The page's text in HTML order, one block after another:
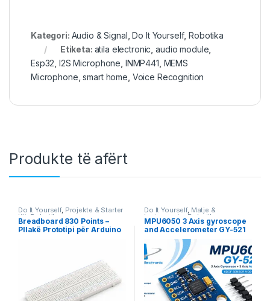
Kategori: Audio & Signal,Do It Yourself,Robotika
Etiketa: atila electronic,audio module,
Esp32,I2S Microphone, INMP441, MEMS
Microphone,smart home, Voice Recognition
Produkte të afërt
Do It Yourself, Projekte & Starter
Kit Robotika
Breadboard 830 Points –
Pllakë Prototipi për Arduino
Do It Yourself, Matje &
Instrumente, Robotika
MPU6050 3 Axis gyroscope
and Accelerometer GY-521